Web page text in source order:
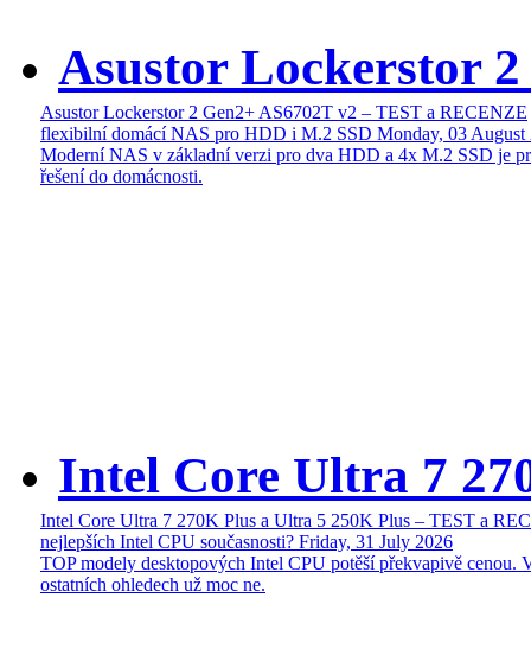
Asustor Lockerstor
Asustor Lockerstor 2 Gen2+ AS6702T v2 – TEST a RECENZE
flexibilní domácí NAS pro HDD i M.2 SSD Monday, 03 August
Moderní NAS v základní verzi pro dva HDD a 4x M.2 SSD je
řešení do domácnosti.
Intel Core Ultra 7
Intel Core Ultra 7 270K Plus a Ultra 5 250K Plus – TEST a
nejlepších Intel CPU současnosti? Friday, 31 July 2026
TOP modely desktopových Intel CPU potěší překvapivě cenou.
ostatních ohledech už moc ne.